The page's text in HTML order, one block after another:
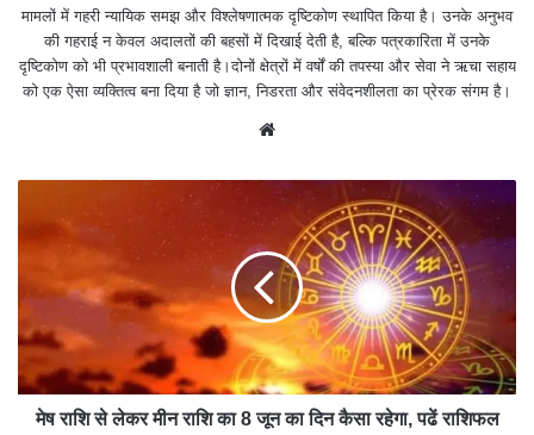
मामलों में गहरी न्यायिक समझ और विश्लेषणात्मक दृष्टिकोण स्थापित किया है। उनके अनुभव
की गहराई न केवल अदालतों की बहसों में दिखाई देती है, बल्कि पत्रकारिता में उनके
दृष्टिकोण को भी प्रभावशाली बनाती है।दोनों क्षेत्रों में वर्षों की तपस्या और सेवा ने ऋचा सहाय
को एक ऐसा व्यक्तित्व बना दिया है जो ज्ञान, निडरता और संवेदनशीलता का प्रेरक संगम है।
मेष राशि से लेकर मीन राशि का 8 जून का दिन कैसा रहेगा, पढें राशिफल